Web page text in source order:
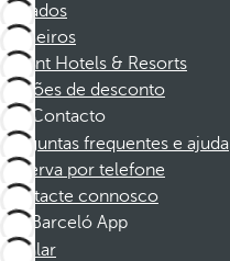
Afiliados
Parceiros
Dorint Hotels & Resorts
Cupões de desconto
Contacto
Perguntas frequentes e ajuda
Reserva por telefone
Contacte connosco
Barceló App
Instalar